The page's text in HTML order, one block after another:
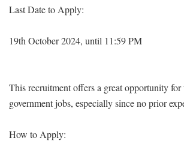
Last Date to Apply:
19th October 2024, until 11:59 PM
This recruitment offers a great opportunity for
government jobs, especially since no prior
How to Apply: